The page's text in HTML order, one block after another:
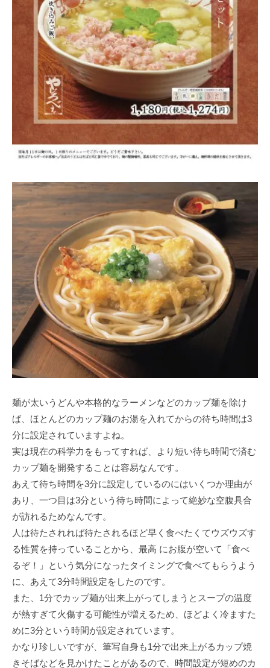
麺が太いうどんや本格的なラーメンなどのカップ麺を除け
ば、ほとんどのカップ麺のお湯を入れてからの待ち時間は3
分に設定されていますよね。
実は現在の科学力をもってすれば、より短い待ち時間で済む
カップ麺を開発することは容易なんです。
あえて待ち時間を3分に設定しているのにはいくつか理由が
あり、一つ目は3分という待ち時間によって絶妙な空腹具合
が訪れるためなんです。
人は待たされれば待たされるほど早く食べたくてウズウズす
る性質を持っていることから、最高 にお腹が空いて「食べ
るぞ！」という気分になったタイミングで食べてもらうよう
に、あえて3分時間設定をしたのです。
また、1分でカップ麺が出来上がってしまうとスープの温度
が熱すぎて火傷する可能性が増えるため、ほどよく冷ますた
めに3分という時間が設定されています。
かなり珍しいですが、筆写自身も1分で出来上がるカップ焼
きそばなどを見かけたことがあるので、時間設定が短めのカ